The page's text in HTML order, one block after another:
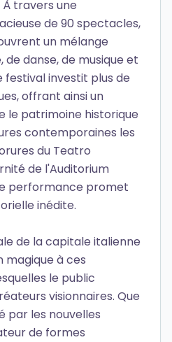
travers une
de 90 spectacles,
un mélange
danse, de musique et
festival investit plus de
offrant ainsi un
le patrimoine historique
contemporaines les
du Teatro
de l'Auditorium
performance promet
inédite.
de la capitale italienne
magique à ces
le public
visionnaires. Que
par les nouvelles
de formes